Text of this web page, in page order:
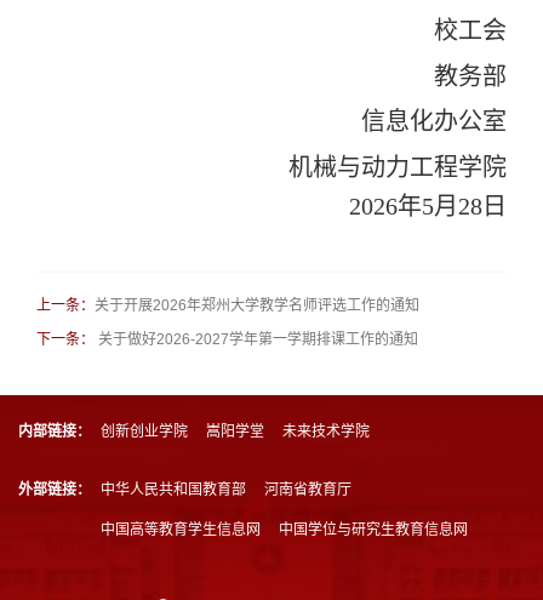
校工会
教务部
信息化办公室
机械与动力工程学院
2026年5月 28 日
上一条： 关于开展2026年郑州大学教学名师评选工作的通知
下一条：
关于做好2026-2027学年第一学期排课工作的通知
内部链接： 创新创业学院 嵩阳学堂 未来技术学院
外部链接： 中华人民共和国教育部 河南省教育厅
中国高等教育学生信息网 中国学位与研究生教育信息网